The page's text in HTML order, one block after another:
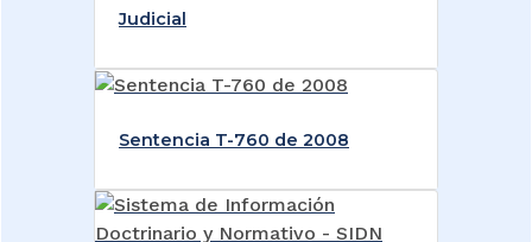
Judicial
Sentencia T-760 de 2008